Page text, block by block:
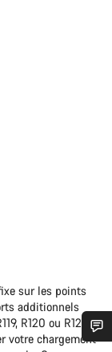
sur les points
additionnels
R120 ou R121).
votre chargement